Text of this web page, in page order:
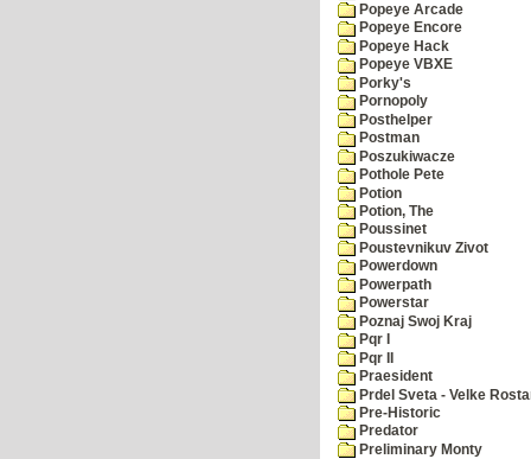
Popeye Arcade
Popeye Encore
Popeye Hack
Popeye VBXE
Porky's
Pornopoly
Posthelper
Postman
Poszukiwacze
Pothole Pete
Potion
Potion, The
Poussinet
Poustevnikuv Zivot
Powerdown
Powerpath
Powerstar
Poznaj Swoj Kraj
Pqr I
Pqr II
Praesident
Prdel Sveta - Velke
Pre-Historic
Predator
Preliminary Monty